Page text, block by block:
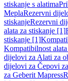
stiskanje s alatima
MeplaRezervni
stiskanjeRezervni
alata za stiskanje [1]
stiskanje [1]
Kompatibilnost
dijelovi za Alati za
dijelovi za Čepovi
za Geberit Mapress